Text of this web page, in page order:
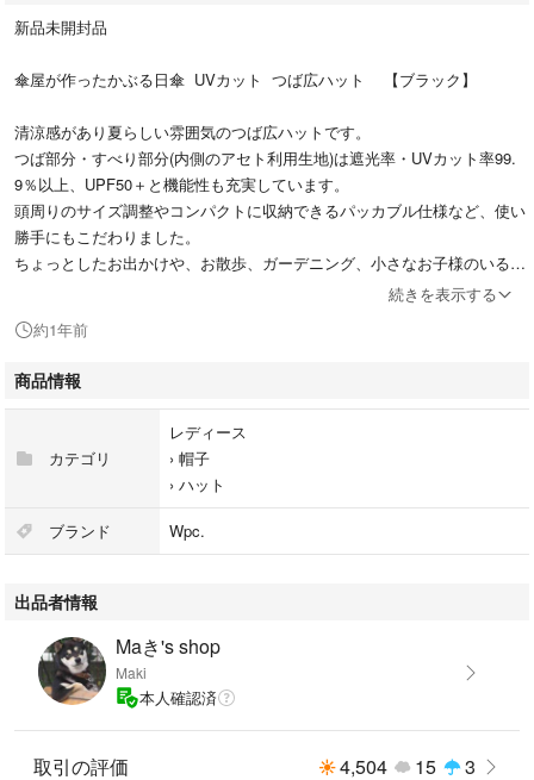
新品未開封品
傘屋が作ったかぶる日傘 UVカット つば広ハット 【ブラック】
清涼感があり夏らしい雰囲気のつば広ハットです。
つば部分・すべり部分(内側のアセト利用生地)は遮光率・UVカット率99.
9％以上、UPF50＋と機能性も充実しています。
頭周りのサイズ調整やコンパクトに収納できるパッカブル仕様など、使い
勝手にもこだわりました。
ちょっとしたお出かけや、お散歩、ガーデニング、小さなお子様のいる方
続きを表示する
約1年前
商品情報
カテゴリ
レディース
› 帽子
› ハット
ブランド Wpc.
出品者情報
Maき's shop
Maki
本人確認済
取引の評価 4,504 15 3